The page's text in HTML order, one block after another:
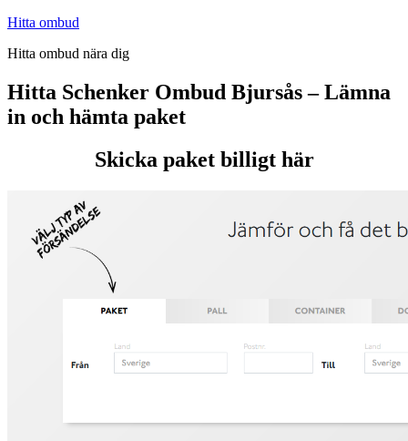
Hoppa
innehåll
Hitta ombud
Hitta ombud nära dig
Hitta Schenker Ombud Bjursås – Lämna
in och hämta paket
Skicka paket billigt här